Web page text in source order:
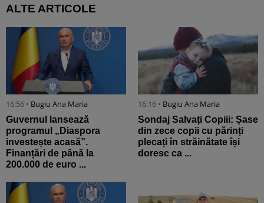
ALTE ARTICOLE
16:56 • Bugiu ⁠Ana Maria
Guvernul lansează
programul „Diaspora
investește acasă”.
Finanțări de până la
200.000 de euro ...
16:16 • Bugiu ⁠Ana Maria
Sondaj Salvați Copiii: Șase
din zece copii cu părinți
plecați în străinătate își
doresc ca ...